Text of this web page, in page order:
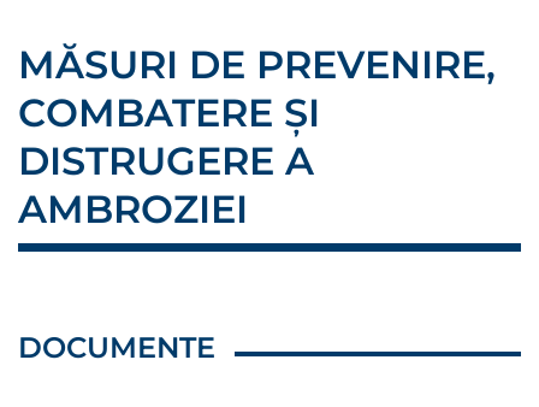
MĂSURI DE PREVENIRE,
COMBATERE ŞI
DISTRUGERE A
AMBROZIEI
DOCUMENTE